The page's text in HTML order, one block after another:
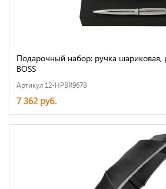
Подарочный набор: ручка шариковая,
BOSS
Артикул 12-HPBR967B
7 362 руб.